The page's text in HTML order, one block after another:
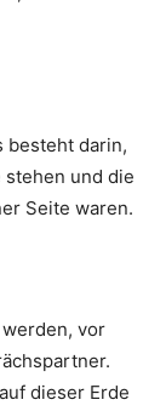
besteht darin,
und die
Seite waren.
vor
dieser Erde